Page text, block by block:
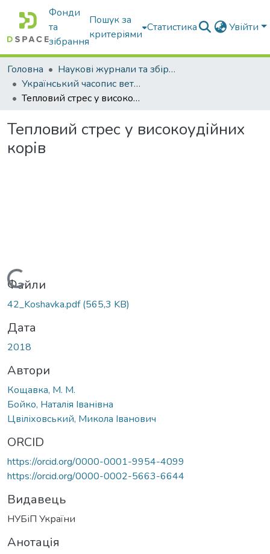
Фонди
та
зібрання
Пошук за
критеріями
Статистика Увійти
Головна
Наукові журнали та збірники видань
Український часопис ветеринарних наук
Тепловий стрес у високоудійних корів
Тепловий стрес у високоудійних
корів
Вантажиться...
Файли
42_Koshavka.pdf(565,3 KB)
Дата
2018
Автори
Кощавка, М. М.
Бойко, Наталія Іванівна
Цвіліховський, Микола Іванович
ORCID
https://orcid.org/0000-0001-9954-4099
https://orcid.org/0000-0002-5663-6644
Видавець
НУБіП України
Анотація